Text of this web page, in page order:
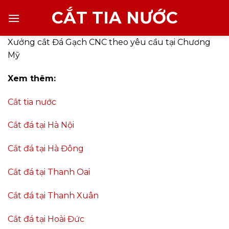
đến
dung
CẮT TIA NƯỚC
Xưởng cắt Đá Gạch CNC theo yêu cầu tại Chương
Mỹ
Xem thêm:
Cắt tia nước
Cắt đá tại Hà Nội
Cắt đá tại Hà Đông
Cắt đá tại Thanh Oai
Cắt đá tại Thanh Xuân
Cắt đá tại Hoài Đức